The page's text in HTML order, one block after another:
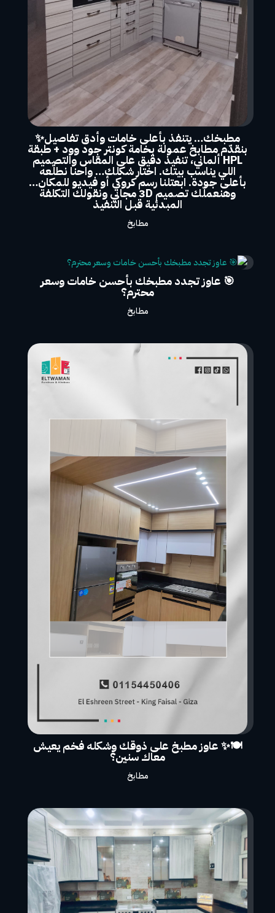
مطبخك… يتنفذ بأعلى خامات وأدق تفاصيل✨
بنقدّم مطابخ عمولة بخامة كونتر جود وود + طبقة
HPL ألماني، تنفيذ دقيق على المقاس والتصميم
اللي يناسب بيتك. اختار شكلك… واحنا نطلّعه
بأعلى جودة. ابعتلنا رسم كروكي أو فيديو للمكان…
وهنعملّك تصميم 3D مجاني ونقولك التكلفة
المبدئية قبل التنفيذ
مطابخ
🎯 عاوز تجدد مطبخك بأحسن خامات وسعر
محترم؟
مطابخ
🍽️✨ عاوز مطبخ على ذوقك وشكله فخم يعيش
معاك سنين؟
مطابخ